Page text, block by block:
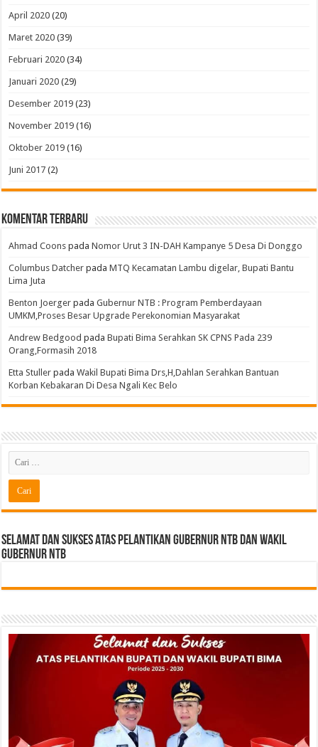
April 2020 (20)
Maret 2020 (39)
Februari 2020 (34)
Januari 2020 (29)
Desember 2019 (23)
November 2019 (16)
Oktober 2019 (16)
Juni 2017 (2)
Komentar Terbaru
Ahmad Coons padaNomor Urut 3 IN-DAH Kampanye 5 Desa Di Donggo
Columbus Datcher padaMTQ Kecamatan Lambu digelar, Bupati Bantu
Lima Juta
Benton Joerger padaGubernur NTB : Program Pemberdayaan
UMKM,Proses Besar Upgrade Perekonomian Masyarakat
Andrew Bedgood padaBupati Bima Serahkan SK CPNS Pada 239
Orang,Formasih 2018
Etta Stuller padaWakil Bupati Bima Drs,H,Dahlan Serahkan Bantuan
Korban Kebakaran Di Desa Ngali Kec Belo
Selamat dan sukses Atas pelantikan Gubernur NTB Dan Wakil
gubernur NTB